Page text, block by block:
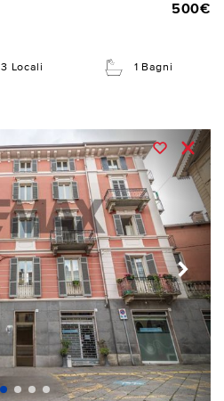
500€
3 Locali 1 Bagni